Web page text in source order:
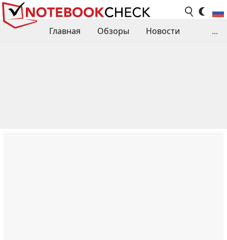
Главная Обзоры
Новости
...